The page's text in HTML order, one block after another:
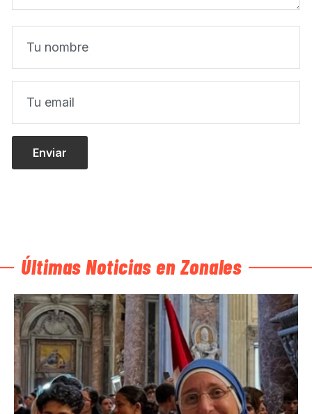
Últimas Noticias en Zonales